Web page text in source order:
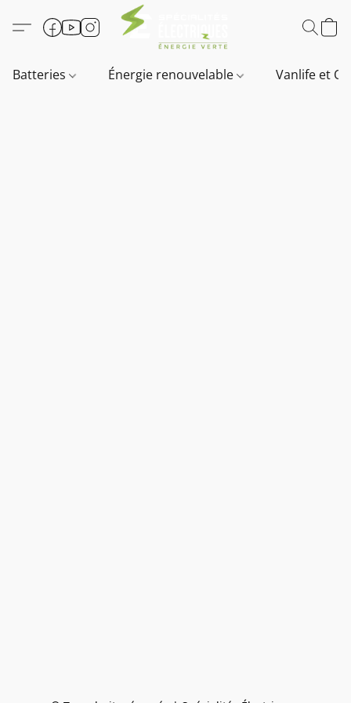
Batteries Énergie renouvelable Vanlife et